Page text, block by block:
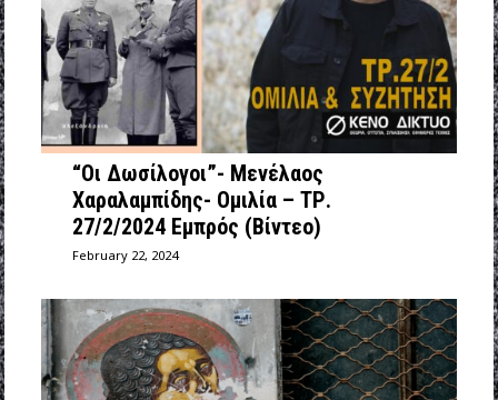
“Οι Δωσίλογοι”- Μενέλαος
Χαραλαμπίδης- Ομιλία – ΤΡ.
27/2/2024 Εμπρός (Βίντεο)
February 22, 2024